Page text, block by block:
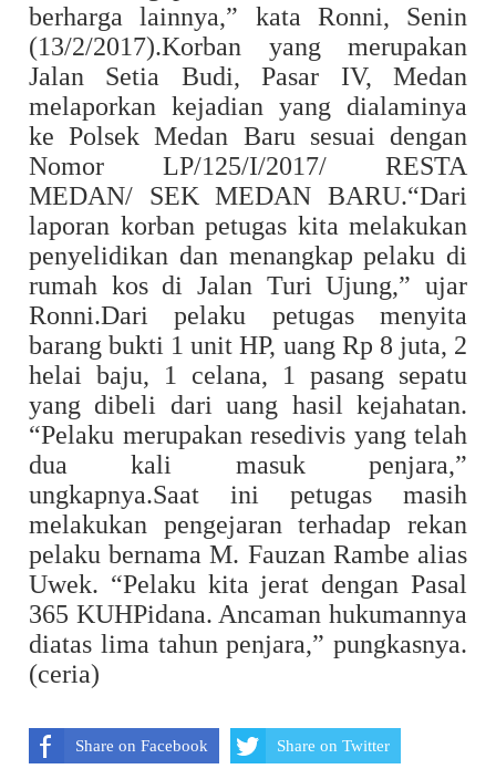
berharga lainnya,” kata Ronni, Senin
(13/2/2017).Korban yang merupakan
Jalan Setia Budi, Pasar IV, Medan
melaporkan kejadian yang dialaminya
ke Polsek Medan Baru sesuai dengan
Nomor LP/125/I/2017/ RESTA
MEDAN/ SEK MEDAN BARU.“Dari
laporan korban petugas kita melakukan
penyelidikan dan menangkap pelaku di
rumah kos di Jalan Turi Ujung,” ujar
Ronni.Dari pelaku petugas menyita
barang bukti 1 unit HP, uang Rp 8 juta, 2
helai baju, 1 celana, 1 pasang sepatu
yang dibeli dari uang hasil kejahatan.
“Pelaku merupakan resedivis yang telah
dua kali masuk penjara,”
ungkapnya.Saat ini petugas masih
melakukan pengejaran terhadap rekan
pelaku bernama M. Fauzan Rambe alias
Uwek. “Pelaku kita jerat dengan Pasal
365 KUHPidana. Ancaman hukumannya
diatas lima tahun penjara,” pungkasnya.
(ceria)
Share on Facebook Share on Twitter